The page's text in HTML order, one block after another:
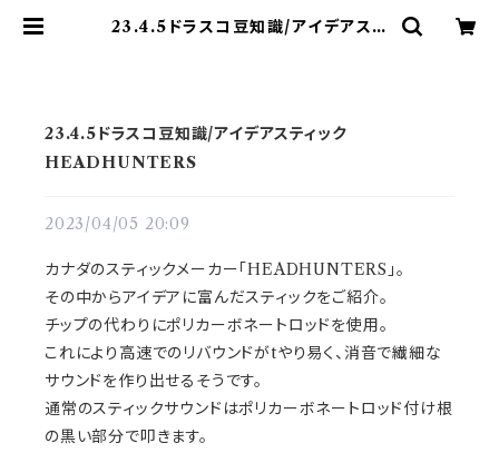
23.4.5ドラスコ豆知識/アイデアステ
23.4.5ドラスコ豆知識/アイデアスティック
HEADHUNTERS
2023/04/05 20:09
カナダのスティックメーカー「HEADHUNTERS」。
その中からアイデアに富んだスティックをご紹介。
チップの代わりにポリカーボネートロッドを使用。
これにより高速でのリバウンドがtやり易く、消音で繊細な
サウンドを作り出せるそうです。
通常のスティックサウンドはポリカーボネートロッド付け根
の黒い部分で叩きます。